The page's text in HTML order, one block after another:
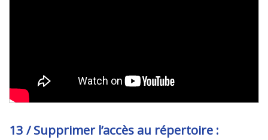
13 / Supprimer l’accès au répertoire :